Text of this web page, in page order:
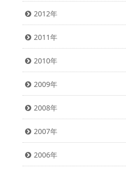
2012年
2011年
2010年
2009年
2008年
2007年
2006年